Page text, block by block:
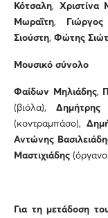
Κότσαλη, Χριστίνα
Μωραΐτη, Γιώργος
Σιούστη, Φώτης
Μουσικό σύνολο
Φαίδων Μηλιάδης,
(βιόλα), Δημήτρης
(κοντραμπάσο),
Αντώνης
Μαστιχιάδης
Για τη μετάδοση